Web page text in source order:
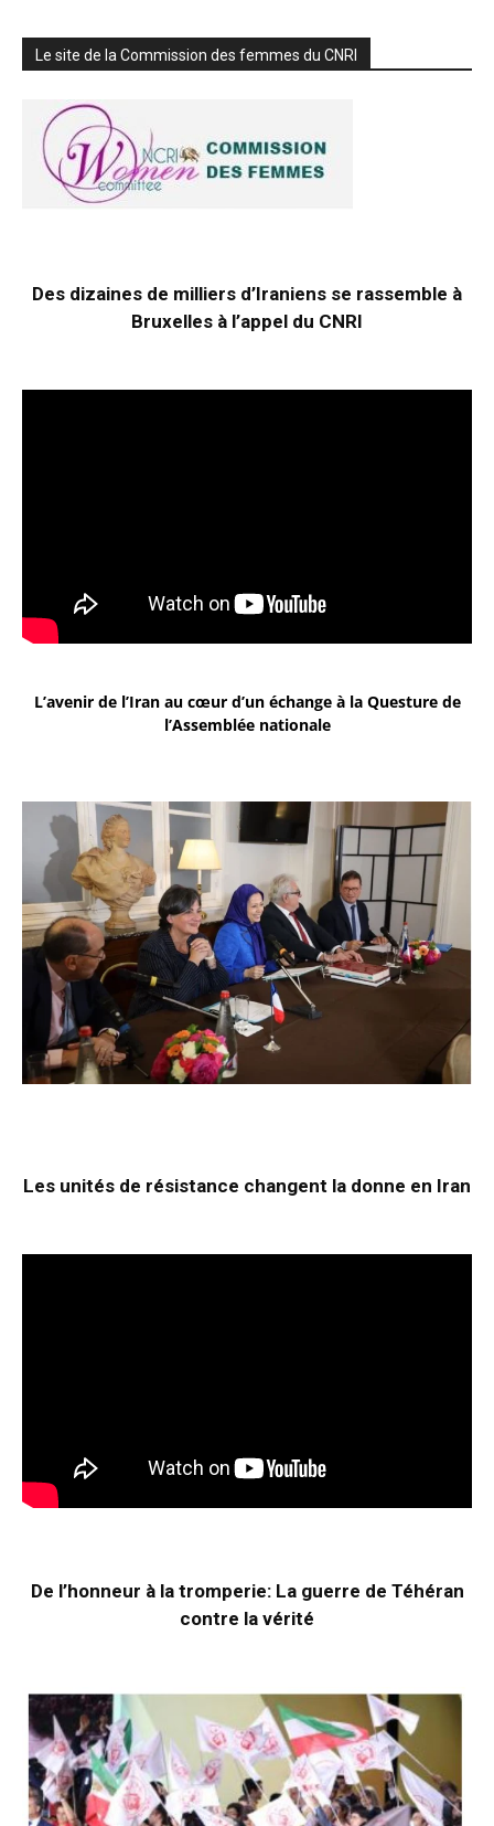
Le site de la Commission des femmes du CNRI
Des dizaines de milliers d’Iraniens se rassemble à
Bruxelles à l’appel du CNRI
L’avenir de l’Iran au cœur d’un échange à la Questure de
l’Assemblée nationale
Les unités de résistance changent la donne en Iran
De l’honneur à la tromperie: La guerre de Téhéran
contre la vérité